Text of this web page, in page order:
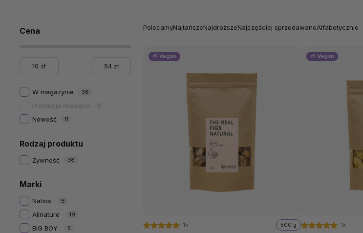
Cena
10 zł 54zł
W magazynie 38
Promocja miesiąca 0
Nowość 11
Marki
Natios 6
Allnature 19
BIG BOY 5
Rodzaj produktu
Żywność 38
PolecamyNajtańszeNajdroższeNajczęściej sprzedawaneAlfabetycznie
🌱 Vegan
1x 500 g
🌱 Vegan
1x